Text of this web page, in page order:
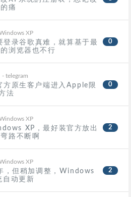
痛
登录谷歌真难，就算基于最
浏览器也不行
XP
0
方原生客户端进入Apple限
法
-telegram
0
XP，最好装官方放出
路不断啊
XP
2
，但稍加调整，Windows
自动更新
XP
2